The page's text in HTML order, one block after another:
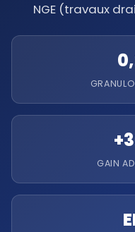
NGE (travaux
GAIN